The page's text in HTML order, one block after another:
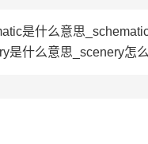
是什么意思
是什么意思_scenery怎